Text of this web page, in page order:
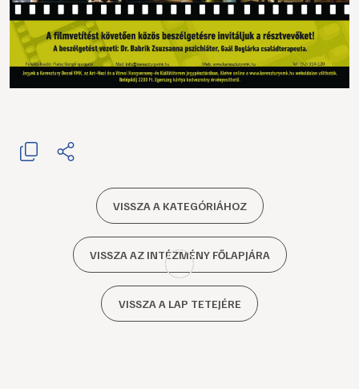
VISSZA A KATEGÓRIÁHOZ
VISSZA AZ INTÉZMÉNY FŐLAPJÁRA
VISSZA A LAP TETEJÉRE